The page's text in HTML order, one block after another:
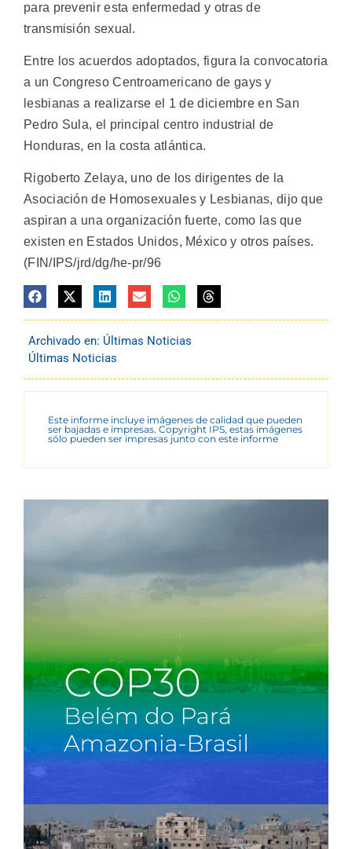
para prevenir esta enfermedad y otras de
transmisión sexual.
Entre los acuerdos adoptados, figura la convocatoria
a un Congreso Centroamericano de gays y
lesbianas a realizarse el 1 de diciembre en San
Pedro Sula, el principal centro industrial de
Honduras, en la costa atlántica.
Rigoberto Zelaya, uno de los dirigentes de la
Asociación de Homosexuales y Lesbianas, dijo que
aspiran a una organización fuerte, como las que
existen en Estados Unidos, México y otros países.
(FIN/IPS/jrd/dg/he-pr/96
Archivado en: Últimas Noticias
Últimas Noticias
Este informe incluye imágenes de calidad que pueden
ser bajadas e impresas. Copyright IPS, estas imágenes
sólo pueden ser impresas junto con este informe